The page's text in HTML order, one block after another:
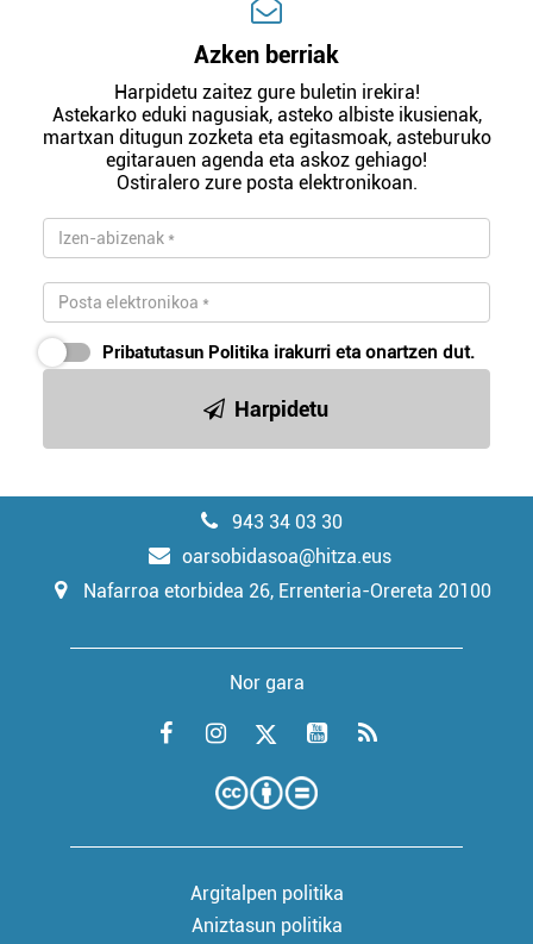
Azken berriak
Harpidetu zaitez gure buletin irekira!
Astekarko eduki nagusiak, asteko albiste ikusienak,
martxan ditugun zozketa eta egitasmoak, asteburuko
egitarauen agenda eta askoz gehiago!
Ostiralero zure posta elektronikoan.
Pribatutasun Politika irakurri eta onartzen dut.
Harpidetu
943 34 03 30
oarsobidasoa@hitza.eus
Nafarroa etorbidea 26, Errenteria-Orereta 20100
Nor gara
Argitalpen politika
Aniztasun politika